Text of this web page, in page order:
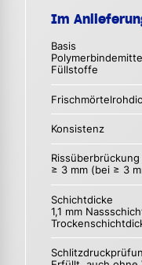
Im
Basis
Füllstoffe
Konsistenz
Rissüberbrückung
≥ 3 mm (bei ≥ 3
Schichtdicke
1,1 mm